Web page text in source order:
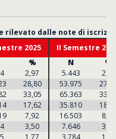
rilevato dalle note di
2025
II Semestre
% N
%
2,97 5.443
2,75
28,80 53.975
33,05 65.363
17,62 35.810
7,92 16.503
8,35
3,50 7.646
3,87
1,77 3.784
1,91